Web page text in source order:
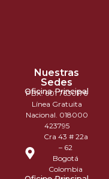
Nuestras
Sedes
Oficina Principal
PBX: 601 7630176
Línea Gratuita
Nacional. 018000
423795
Cra 43 # 22a
– 62
Bogotá
Colombia